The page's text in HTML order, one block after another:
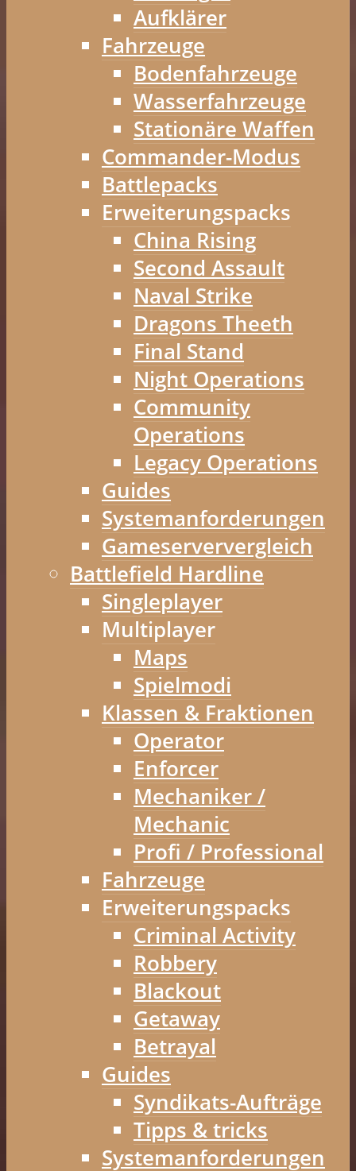
Aufklärer
Fahrzeuge
Bodenfahrzeuge
Wasserfahrzeuge
Stationäre Waffen
Commander-Modus
Battlepacks
Erweiterungspacks
China Rising
Second Assault
Naval Strike
Dragons Theeth
Final Stand
Night Operations
Community
Operations
Legacy Operations
Guides
Systemanforderungen
Gameserververgleich
Battlefield Hardline
Singleplayer
Multiplayer
Maps
Spielmodi
Klassen & Fraktionen
Operator
Enforcer
Mechaniker /
Mechanic
Profi / Professional
Fahrzeuge
Erweiterungspacks
Criminal Activity
Robbery
Blackout
Getaway
Betrayal
Guides
Syndikats-Aufträge
Tipps & tricks
Systemanforderungen